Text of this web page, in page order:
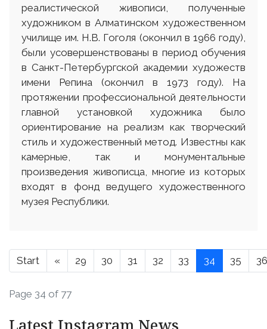
реалистической живописи, полученные
художником в Алматинском художественном
училище им. Н.В. Гоголя (окончил в 1966 году),
были усовершенствованы в период обучения
в Санкт-Петербургской академии художеств
имени Репина (окончил в 1973 году). На
протяжении профессиональной деятельности
главной установкой художника было
ориентирование на реализм как творческий
стиль и художественный метод. Известны как
камерные, так и монументальные
произведения живописца, многие из которых
входят в фонд ведущего художественного
музея Республики.
Start « 29 30 31 32 33 34 35 36
Page 34 of 77
Latest Instagram News